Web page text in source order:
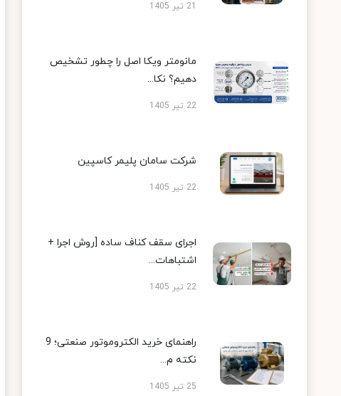
21 تیر 1405
مانومتر ویکا اصل را چطور تشخیص
دهیم؟ نکا...
22 تیر 1405
شرکت سامان پلیمر کاسپین
22 تیر 1405
اجرای سقف کناف ساده [روش اجرا +
اشتباهات...
22 تیر 1405
راهنمای خرید الکتروموتور صنعتی؛ 9
نکته م...
25 تیر 1405